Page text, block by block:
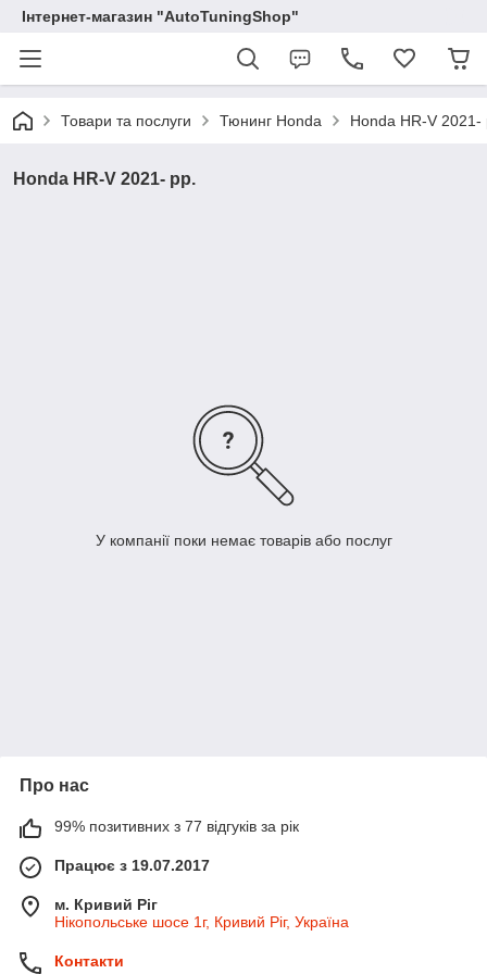
Інтернет-магазин "AutoTuningShop"
Товари та послуги Тюнинг Honda Honda HR-V 2021-
Honda HR-V 2021- рр.
У компанії поки немає товарів або послуг
Про нас
99% позитивних з 77 відгуків за рік
Працює з 19.07.2017
м. Кривий Ріг
Нікопольське шосе 1г, Кривий Ріг, Україна
Контакти